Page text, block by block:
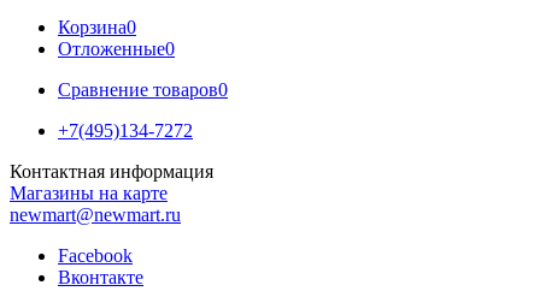
Корзина0
Отложенные0
Сравнение товаров0
+7(495)134-7272
Контактная информация
Магазины на карте
newmart@newmart.ru
Facebook
Вконтакте